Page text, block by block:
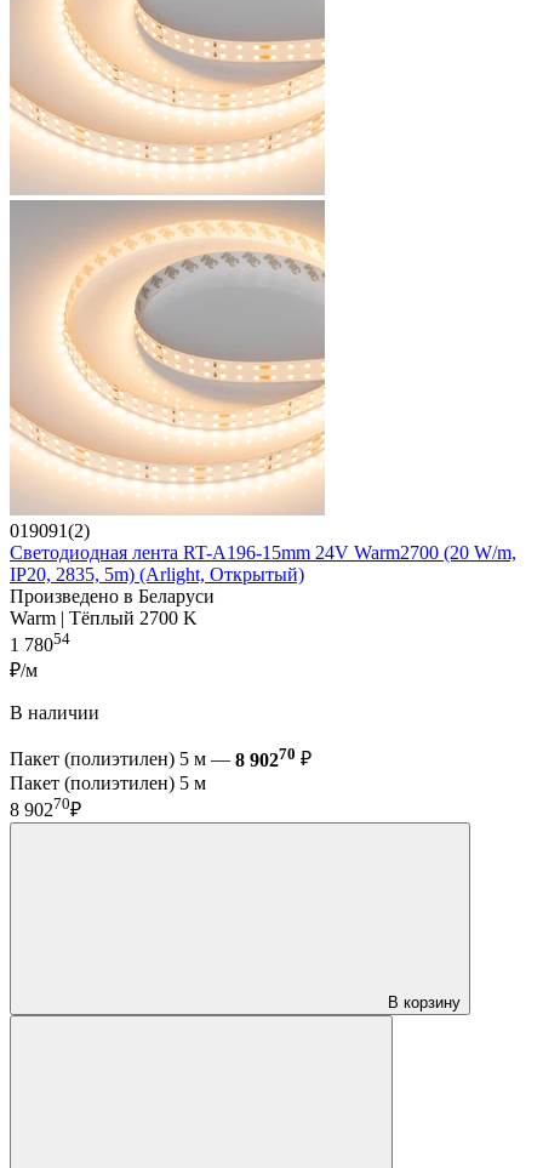
019091(2)
Светодиодная лента RT-A196-15mm 24V Warm2700 (20 W/m,
IP20, 2835, 5m) (Arlight, Открытый)
Произведено в Беларуси
Warm | Тёплый 2700 K
1 78054
₽/м
В наличии
Пакет (полиэтилен) 5 м — 8 90270 ₽
Пакет (полиэтилен) 5 м
8 90270₽
В корзину